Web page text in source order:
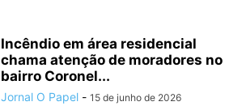
Incêndio em área residencial
chama atenção de moradores no
bairro Coronel...
Jornal O Papel - 15 de junho de 2026